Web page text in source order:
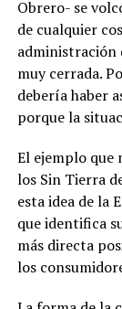
Obrero- se
de cualquier
administración
muy cerrada.
debería haber
porque la
El ejemplo que
los Sin Tierra
esta idea de la
que identifica
más directa
los